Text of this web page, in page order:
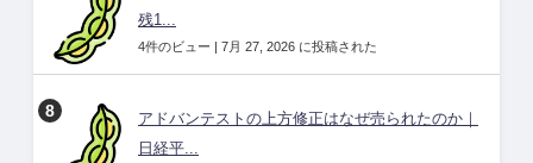
残1...
4件のビュー | 7月 27, 2026 に投稿された
アドバンテストの上方修正はなぜ売られたのか｜
日経平...